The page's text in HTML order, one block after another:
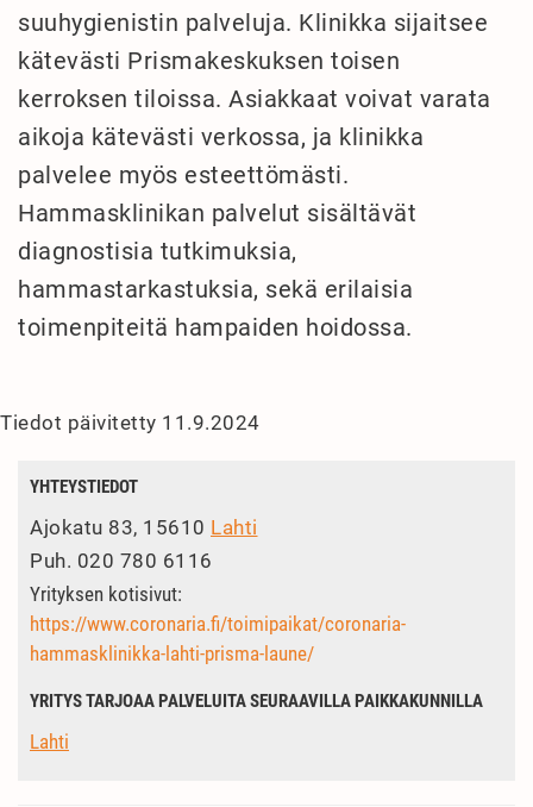
suuhygienistin palveluja. Klinikka sijaitsee
kätevästi Prismakeskuksen toisen
kerroksen tiloissa. Asiakkaat voivat varata
aikoja kätevästi verkossa, ja klinikka
palvelee myös esteettömästi.
Hammasklinikan palvelut sisältävät
diagnostisia tutkimuksia,
hammastarkastuksia, sekä erilaisia
toimenpiteitä hampaiden hoidossa.
Tiedot päivitetty 11.9.2024
YHTEYSTIEDOT
Ajokatu 83, 15610 Lahti
Puh. 020 780 6116
Yrityksen kotisivut:
https://www.coronaria.fi/toimipaikat/coronaria-
hammasklinikka-lahti-prisma-laune/
YRITYS TARJOAA PALVELUITA SEURAAVILLA PAIKKAKUNNILLA
Lahti